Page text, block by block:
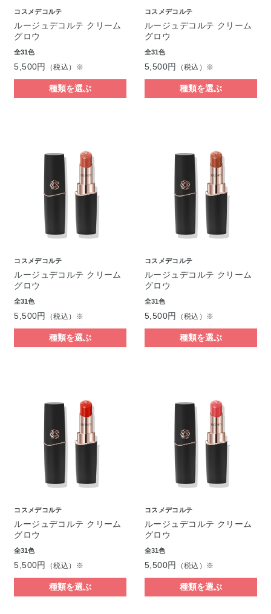
コスメデコルテ
ルージュデコルテ クリーム
グロウ
全31色
5,500円 （税込）※
種類を選ぶ
コスメデコルテ
ルージュデコルテ クリーム
グロウ
全31色
5,500円 （税込）※
種類を選ぶ
コスメデコルテ
ルージュデコルテ クリーム
グロウ
全31色
5,500円 （税込）※
種類を選ぶ
コスメデコルテ
ルージュデコルテ クリーム
グロウ
全31色
5,500円 （税込）※
種類を選ぶ
コスメデコルテ
ルージュデコルテ クリーム
グロウ
全31色
5,500円 （税込）※
種類を選ぶ
コスメデコルテ
ルージュデコルテ クリーム
グロウ
全31色
5,500円 （税込）※
種類を選ぶ